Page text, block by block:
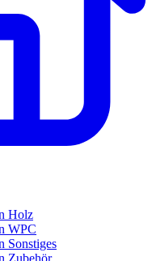
Holz
WPC
Sonstiges